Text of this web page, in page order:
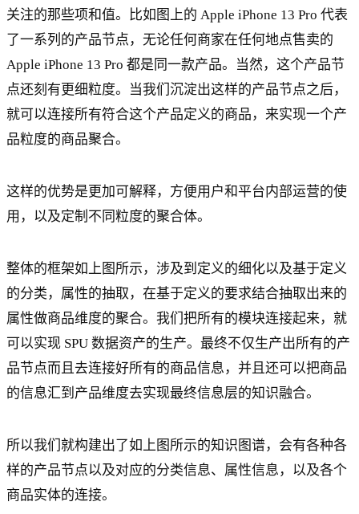
关注的那些项和值。比如图上的 Apple iPhone 13 Pro 代表
了一系列的产品节点，无论任何商家在任何地点售卖的
Apple iPhone 13 Pro 都是同一款产品。当然，这个产品节
点还刻有更细粒度。当我们沉淀出这样的产品节点之后，
就可以连接所有符合这个产品定义的商品，来实现一个产
品粒度的商品聚合。
这样的优势是更加可解释，方便用户和平台内部运营的使
用，以及定制不同粒度的聚合体。
整体的框架如上图所示，涉及到定义的细化以及基于定义
的分类，属性的抽取，在基于定义的要求结合抽取出来的
属性做商品维度的聚合。我们把所有的模块连接起来，就
可以实现 SPU 数据资产的生产。最终不仅生产出所有的产
品节点而且去连接好所有的商品信息，并且还可以把商品
的信息汇到产品维度去实现最终信息层的知识融合。
所以我们就构建出了如上图所示的知识图谱，会有各种各
样的产品节点以及对应的分类信息、属性信息，以及各个
商品实体的连接。